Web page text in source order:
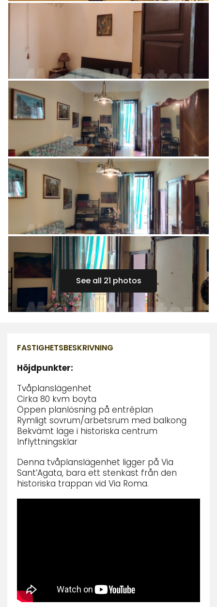
See all 21 photos
FASTIGHETSBESKRIVNING
Höjdpunkter:
Tvåplanslägenhet
Cirka 80 kvm boyta
Öppen planlösning på entréplan
Rymligt sovrum/arbetsrum med balkong
Bekvämt läge i historiska centrum
Inflyttningsklar
Denna tvåplanslägenhet ligger på Via
Sant’Agata, bara ett stenkast från den
historiska trappan vid Via Roma.